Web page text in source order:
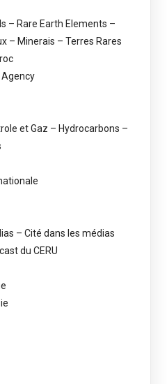
– Rare Earth Elements –
– Minerais – Terres Rares
Agency
et Gaz – Hydrocarbons –
– Cité dans les médias
du CERU